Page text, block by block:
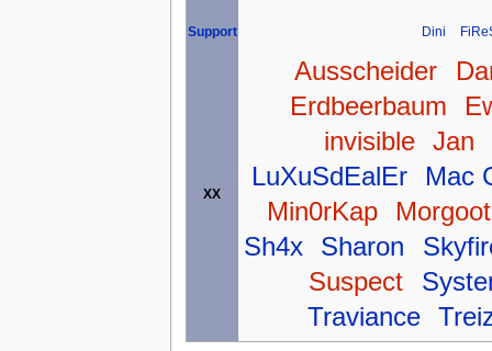
Support Dini
XX
Ausscheider
Erdbeerbaum
invisible
Jan
LuXuSdEalEr
Mac
Min0rKap
Sh4x
Sharon
Suspect
Traviance